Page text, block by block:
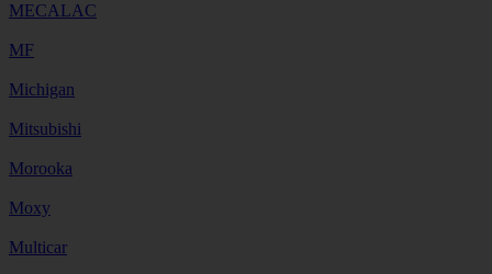
MECALAC
MF
Michigan
Mitsubishi
Morooka
Moxy
Multicar